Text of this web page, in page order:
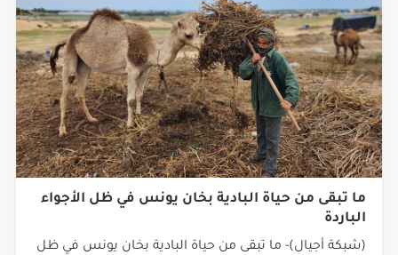
ما تبقى من حياة البادية بخان يونس في ظل الأجواء
الباردة
(شبكة أجيال)- ما تبقى من حياة البادية بخان يونس في ظل